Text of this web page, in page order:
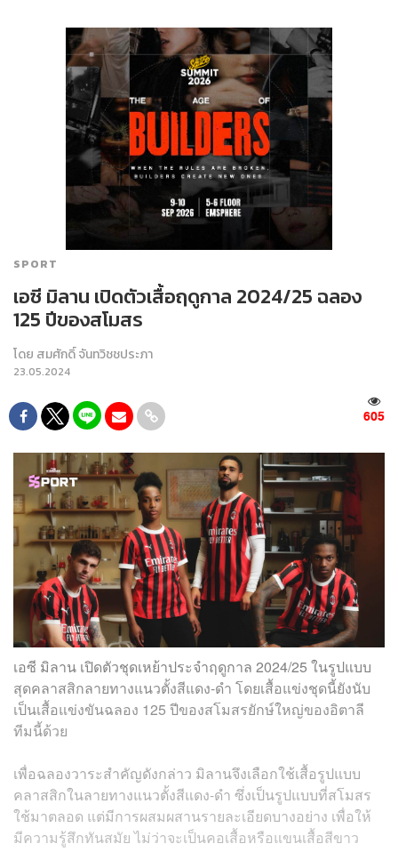
SPORT
เอซี มิลาน เปิดตัวเสื้อฤดูกาล 2024/25 ฉลอง
125 ปีของสโมสร
โดย สมศักดิ์ จันทวิชชประภา
23.05.2024
605
เอซี มิลาน เปิดตัวชุดเหย้าประจำฤดูกาล 2024/25 ในรูปแบบ
สุดคลาสสิกลายทางแนวตั้งสีแดง-ดำ โดยเสื้อแข่งชุดนี้ยังนับ
เป็นเสื้อแข่งขันฉลอง 125 ปีของสโมสรยักษ์ใหญ่ของอิตาลี
ทีมนี้ด้วย
เพื่อฉลองวาระสำคัญดังกล่าว มิลานจึงเลือกใช้เสื้อรูปแบบ
คลาสสิกในลายทางแนวตั้งสีแดง-ดำ ซึ่งเป็นรูปแบบที่สโมสร
ใช้มาตลอด แต่มีการผสมผสานรายละเอียดบางอย่าง เพื่อให้
มีความรู้สึกทันสมัย ไม่ว่าจะเป็นคอเสื้อหรือแขนเสื้อสีขาว